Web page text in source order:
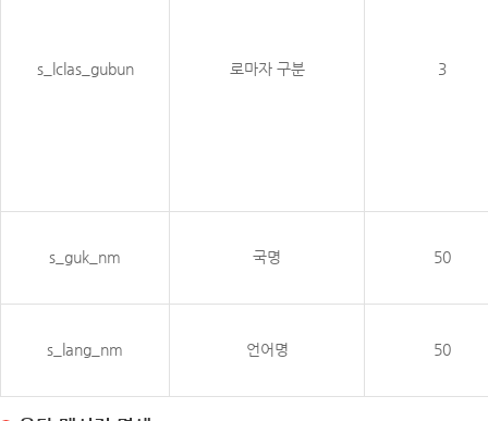
s_lclas_gubun 로마자 구분 3
s_guk_nm 국명 50
s_lang_nm 언어명 50